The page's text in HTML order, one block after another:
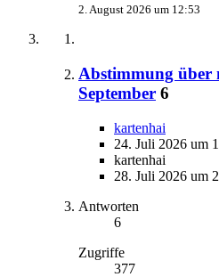
2. August 2026 um 12:53
Abstimmung über
September 6
kartenhai
24. Juli 2026 um
kartenhai
28. Juli 2026 um
Antworten
6
Zugriffe
377